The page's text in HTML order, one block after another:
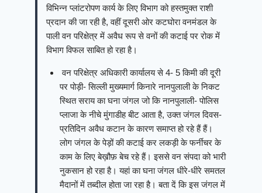
विभिन्न प्लांटरोपण कार्य के लिए विभाग को हस्तमुक्त राशी
प्रदान की जा रही है, वहीं दूसरी ओर कटघोरा वनमंडल के
पाली वन परिक्षेत्र में अवैध रूप से वनों की कटाई पर रोक में
विभाग विफल साबित हो रहा है।
वन परिक्षेत्र अधिकारी कार्यालय से 4- 5 किमी की दूरी
पर पोड़ी- सिल्ली मुख्यमार्ग किनारे नानपुलाली के निकट
स्थित सराय का घना जंगल जो कि नानपुलाली- पोलिस
प्लाजा के नीचे मुंगाडीह बीट आता है, उक्त जंगल दिवस-
प्रतिदिन अवैध कटान के कारण समाप्त हो रहे हैं हैं।
लोग जंगल के पेड़ों की कटाई कर लकड़ी के फर्नीचर के
काम के लिए बेख़ौफ़ बेच रहे हैं। इससे वन संपदा को भारी
नुकसान हो रहा है। यहां का घना जंगल धीरे-धीरे समतल
मैदानों में तब्दील होता जा रहा है। बता दें कि इस जंगल में